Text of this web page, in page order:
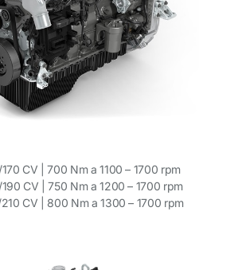
CV | 700 Nm a 1100 – 1700 rpm
CV | 750 Nm a 1200 – 1700 rpm
CV | 800 Nm a 1300 – 1700 rpm